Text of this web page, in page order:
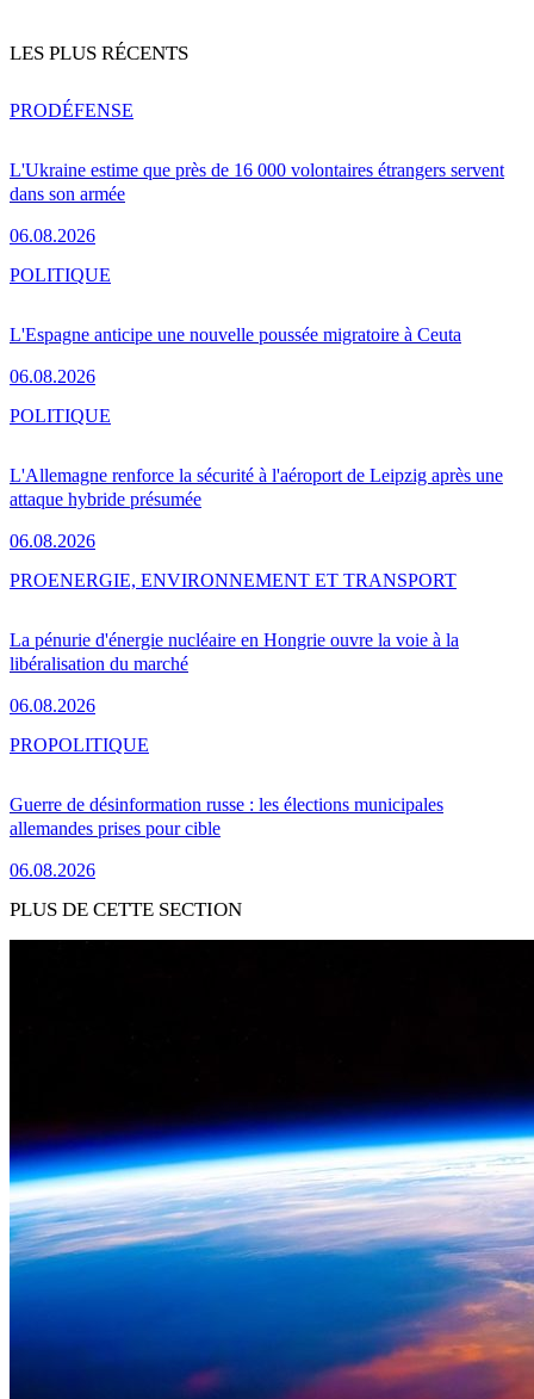
LES PLUS RÉCENTS
L'Ukraine estime que près de 16 000 volontaires étrangers servent
dans son armée
06.08.2026
PRODÉFENSE
L'Espagne anticipe une nouvelle poussée migratoire à Ceuta
06.08.2026
POLITIQUE
L'Allemagne renforce la sécurité à l'aéroport de Leipzig après une
attaque hybride présumée
06.08.2026
POLITIQUE
La pénurie d'énergie nucléaire en Hongrie ouvre la voie à la
libéralisation du marché
06.08.2026
PROENERGIE, ENVIRONNEMENT ET TRANSPORT
Guerre de désinformation russe : les élections municipales
allemandes prises pour cible
06.08.2026
PROPOLITIQUE
PLUS DE CETTE SECTION